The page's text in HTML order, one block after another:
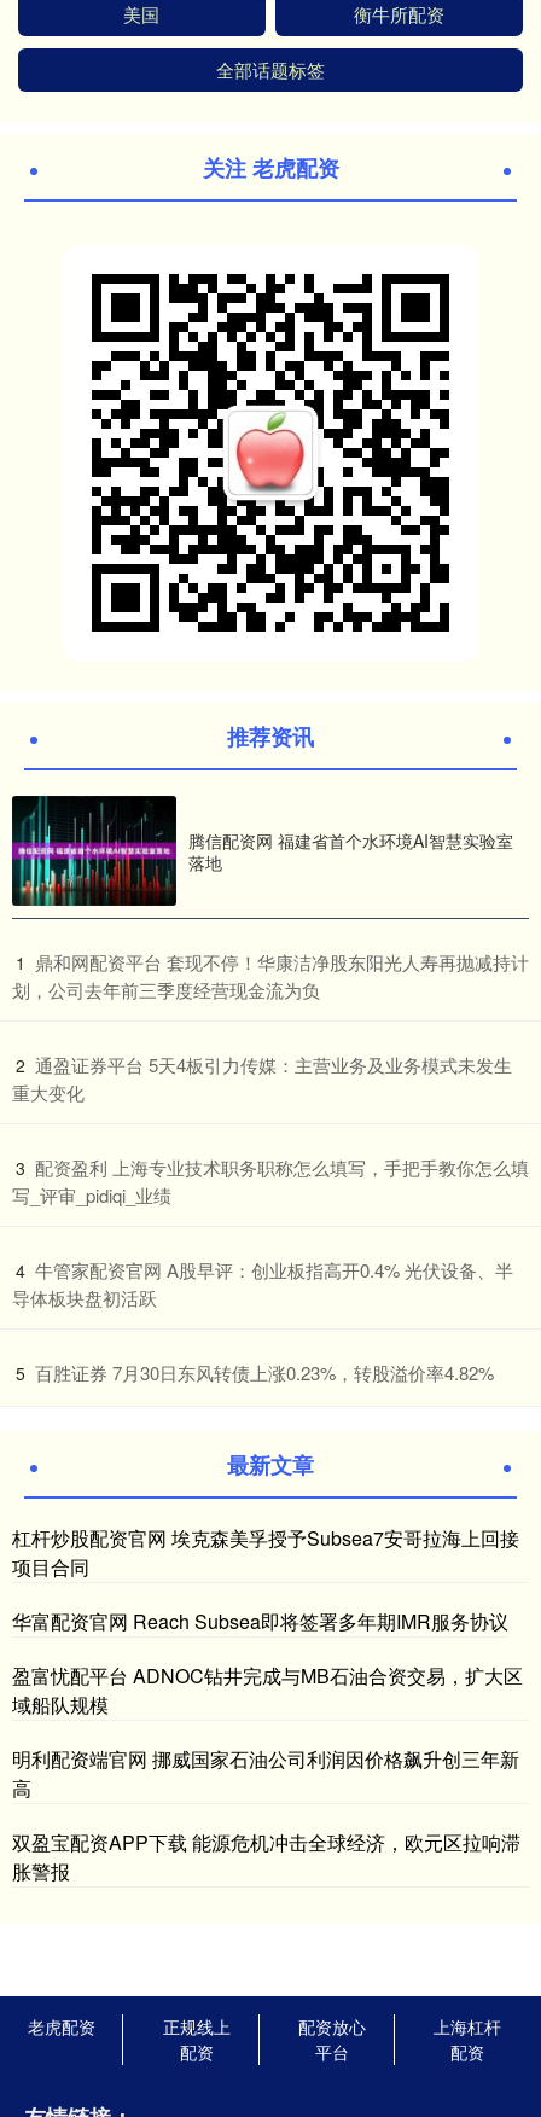
美国 衡牛所配资
全部话题标签
关注 老虎配资
推荐资讯
腾信配资网 福建省首个水环境AI智慧实验室
落地
1 ​鼎和网配资平台 套现不停！华康洁净股东阳光人寿再抛减持计
划，公司去年前三季度经营现金流为负
2 ​通盈证券平台 5天4板引力传媒：主营业务及业务模式未发生
重大变化
3 ​配资盈利 上海专业技术职务职称怎么填写，手把手教你怎么填
写_评审_pidiqi_业绩
4 ​牛管家配资官网 A股早评：创业板指高开0.4% 光伏设备、半
导体板块盘初活跃
5 ​百胜证券 7月30日东风转债上涨0.23%，转股溢价率4.82%
最新文章
杠杆炒股配资官网 埃克森美孚授予Subsea7安哥拉海上回接
项目合同
华富配资官网 Reach Subsea即将签署多年期IMR服务协议
盈富忧配平台 ADNOC钻井完成与MB石油合资交易，扩大区
域船队规模
明利配资端官网 挪威国家石油公司利润因价格飙升创三年新
高
双盈宝配资APP下载 能源危机冲击全球经济，欧元区拉响滞
胀警报
老虎配资
正规线上
配资
配资放心
平台
上海杠杆
配资